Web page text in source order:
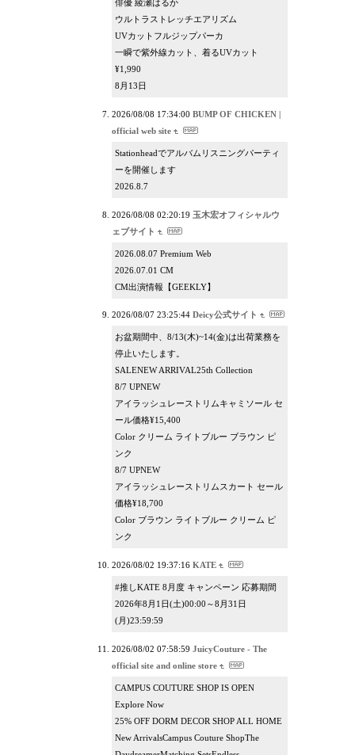
俳優 綾瀬はるか
ウルトラストレッチエアリズム
UVカットフルジップパーカ
一瞬で紫外線カット、着るUVカット
¥1,990
8月13日
2026/08/08 17:34:00 BUMP OF CHICKEN |
official web site
Stationheadでアルバムリスニングパーティ
ーを開催します
2026.8.7
2026/08/08 02:20:19 玉木宏オフィシャルウ
ェブサイト
2026.08.07 Premium Web
2026.07.01 CM
CM出演情報【GEEKLY】
2026/08/07 23:25:44 Deicy公式サイト
お盆期間中、8/13(木)~14(金)は出荷業務を
停止いたします。
SALENEW ARRIVAL25th Collection
8/7 UPNEW
アイラッシュレーストリムキャミソール セ
ール価格¥15,400
Color クリーム ライトブルー ブラウン ピ
ンク
8/7 UPNEW
アイラッシュレーストリムスカート セール
価格¥18,700
Color ブラウン ライトブルー クリーム ピ
ンク
2026/08/02 19:37:16 KATE
#推しKATE 8月度 キャンペーン 応募期間
2026年8月1日(土)00:00～8月31日
(月)23:59:59
2026/08/02 07:58:59 JuicyCouture - The
official site and online store
CAMPUS COUTURE SHOP IS OPEN
Explore Now
25% OFF DORM DECOR SHOP ALL HOME
New ArrivalsCampus Couture ShopThe